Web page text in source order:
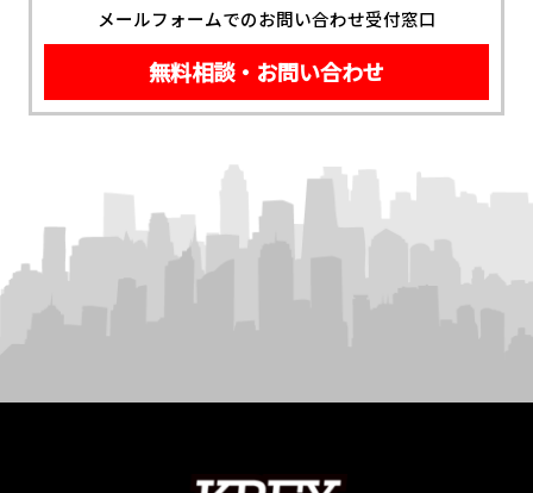
メールフォームでのお問い合わせ受付窓口
無料相談・お問い合わせ